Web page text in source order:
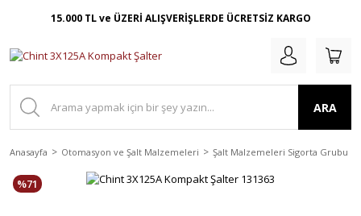
15.000 TL ve ÜZERİ ALIŞVERİŞLERDE ÜCRETSİZ KARGO
ARA
Anasayfa Otomasyon ve Şalt Malzemeleri Şalt Malzemeleri Sigorta Grubu
%71